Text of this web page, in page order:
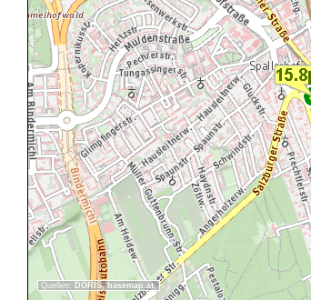
Quellen: DORIS, basemap.at